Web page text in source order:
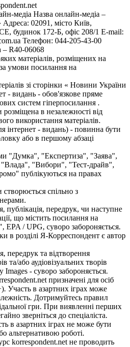
медіа Назва онлайн-медіа –
02091, місто Київ,
172-Б, офіс 208/1 E-mail:
Телефон: 044-205-43-00
– R40-06068
матеріалів, розміщених на
за умови посилання на
зі сторінки « Новини України
- видань - обов'язкове пряме
систем гіперпосилання .
в незалежності від
використання матеріалів.
інтернет - видань) - повинна бути
або в першому абзаці
"Думка", "Експертиза", "Заява",
"Вибори", "Тест-драйв",
публікуються на правах
спільно з
публікація, передрук, чи наступне
що містить посилання на
EPA / UPG, суворо забороняється.
в розділі Я-Корреспондент є автор
передрук та відтворення
та/або аудіовізуальних творів
Images - суворо забороняється.
призначені для осіб
Участь в азартних іграх може
Дотримуйтесь правил
гри. При виявленні перших
зверніться до спеціаліста.
в азартних іграх не може бути
альтернативою роботі.
korrespondent.net не проводить